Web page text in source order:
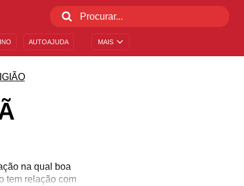
MAIS
AUTOAJUDA
na qual boa
tem relação com